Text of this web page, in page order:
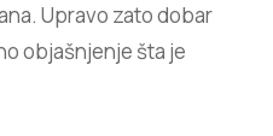
Upravo zato dobar
objašnjenje šta je